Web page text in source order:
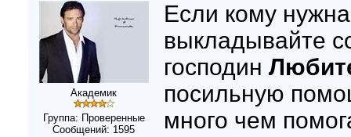
Академик
Группа: Проверенные
Сообщений: 1595
Если кому
выкладывайте
господин
посильную
много чем